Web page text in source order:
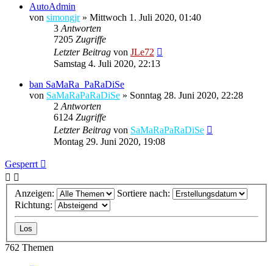
AutoAdmin
von simongjr» Mittwoch 1. Juli 2020, 01:40
3 Antworten
7205 Zugriffe
Letzter Beitrag von JLe72
Samstag 4. Juli 2020, 22:13
ban SaMaRa_PaRaDiSe
von SaMaRaPaRaDiSe » Sonntag 28. Juni 2020, 22:28
2 Antworten
6124 Zugriffe
Letzter Beitrag von SaMaRaPaRaDiSe
Montag 29. Juni 2020, 19:08
Gesperrt
Anzeigen:
Sortiere nach:
Richtung:
762 Themen